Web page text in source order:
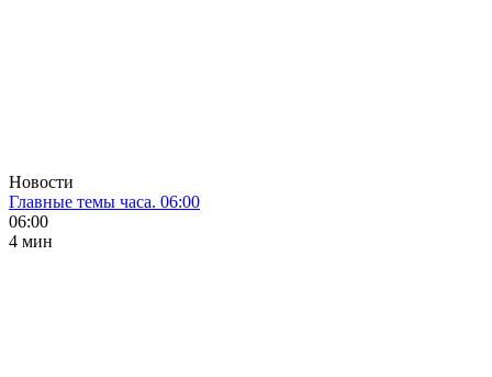
Новости
Главные темы часа. 06:00
06:00
4 мин